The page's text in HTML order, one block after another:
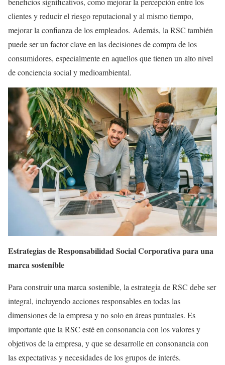
clientes y reducir el riesgo reputacional y al mismo tiempo,
mejorar la confianza de los empleados. Además, la RSC también
puede ser un factor clave en las decisiones de compra de los
consumidores, especialmente en aquellos que tienen un alto nivel
de conciencia social y medioambiental.
Estrategias de Responsabilidad Social Corporativa para una
marca sostenible
Para construir una marca sostenible, la estrategia de RSC debe ser
integral, incluyendo acciones responsables en todas las
dimensiones de la empresa y no solo en áreas puntuales. Es
importante que la RSC esté en consonancia con los valores y
objetivos de la empresa, y que se desarrolle en consonancia con
las expectativas y necesidades de los grupos de interés.